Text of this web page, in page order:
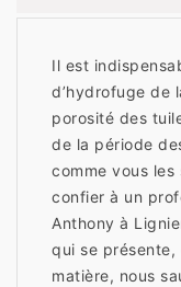
Il est
d’hydrofuge de
porosité des
de la période
comme vous les
confier à un
Anthony à
qui se présente,
matière, nous